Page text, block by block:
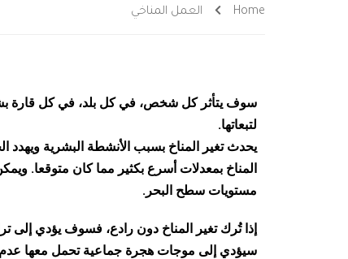
Home العمل المناخي
سوف يتأثر كل شخص، في كل بلد، في كل قارة
لتبعاتها.
يحدث تغير المناخ بسبب الأنشطة البشرية ويهدد
المناخ بمعدلات أسرع بكثير مما كان متوقعا.
مستويات سطح البحر.
إذا تُرك تغير المناخ دون رادع، فسوف يؤدي إلى
سيؤدي إلى موجات هجرة جماعية تحمل معها عدم